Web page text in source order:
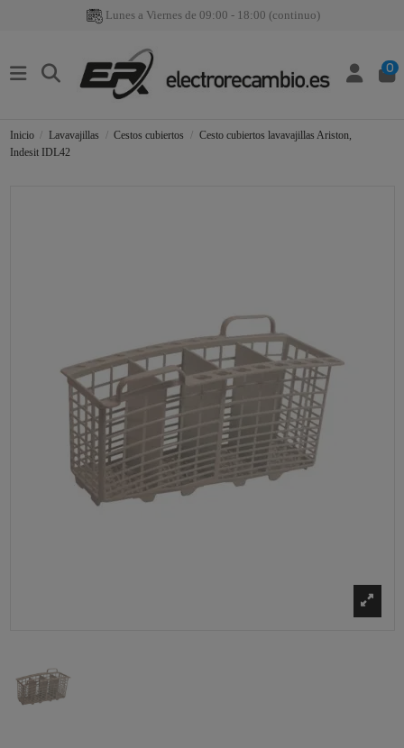
Lunes a Viernes de 09:00 - 18:00 (continuo)
0
Inicio Lavavajillas Cestos cubiertos
Cesto cubiertos lavavajillas Ariston,
Indesit IDL42